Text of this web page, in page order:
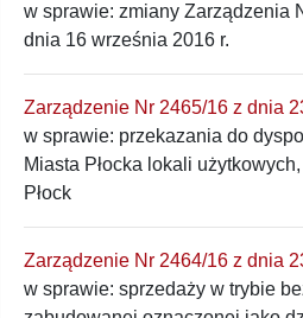
w sprawie: zmiany Zarządzenia
dnia 16 września 2016 r.
Zarządzenie Nr 2465/16 z dnia
w sprawie: przekazania do
Miasta Płocka lokali
Płock
Zarządzenie Nr 2464/16 z dnia
w sprawie: sprzedaży w trybie